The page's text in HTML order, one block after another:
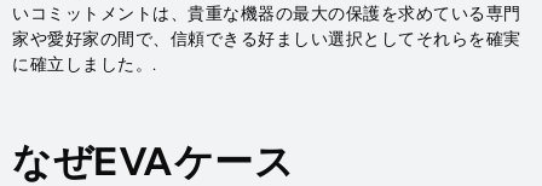
いコミットメントは、貴重な機器の最大の保護を求めている専門
家や愛好家の間で、信頼できる好ましい選択としてそれらを確実
に確立しました。.
なぜEVAケース